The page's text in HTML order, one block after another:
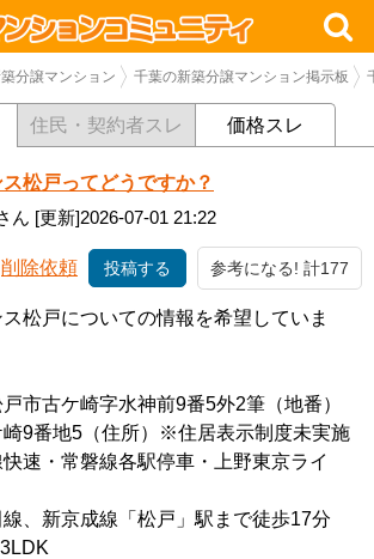
分譲マンション 千葉の新築分譲マンション掲示板
住民・契約者スレ 価格スレ
松戸ってどうですか？
ん [更新]2026-07-01 21:22
削除依頼 投稿する 参考になる! 計177
松戸についての情報を希望していま
市古ケ崎字水神前9番5外2筆（地番）
9番地5（住所）※住居表示制度未実施
速・常磐線各駅停車・上野東京ライ
、新京成線「松戸」駅まで徒歩17分